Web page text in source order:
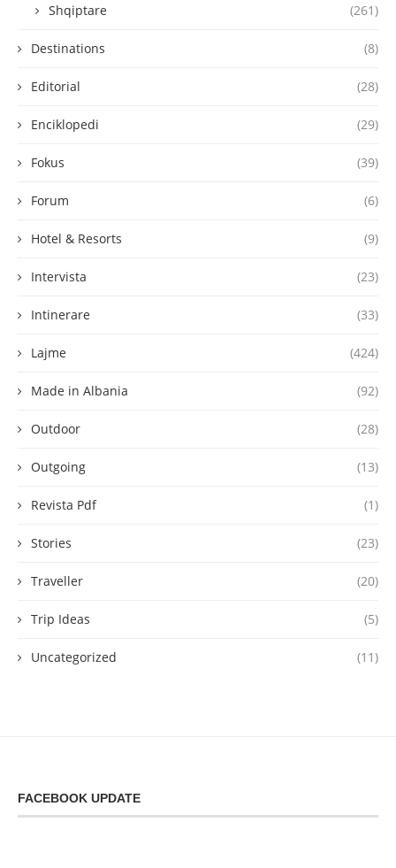
Shqiptare (261)
Destinations (8)
Editorial (28)
Enciklopedi (29)
Fokus (39)
Forum (6)
Hotel & Resorts (9)
Intervista (23)
Intinerare (33)
Lajme (424)
Made in Albania (92)
Outdoor (28)
Outgoing (13)
Revista Pdf (1)
Stories (23)
Traveller (20)
Trip Ideas (5)
Uncategorized (11)
FACEBOOK UPDATE